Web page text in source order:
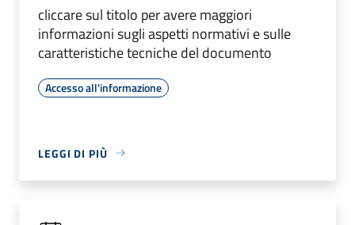
cliccare sul titolo per avere maggiori
informazioni sugli aspetti normativi e sulle
caratteristiche tecniche del documento
Accesso all'informazione
LEGGI DI PIÙ